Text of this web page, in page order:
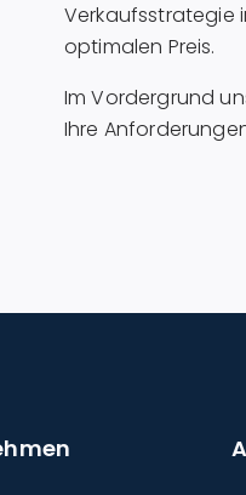
Verkaufsstrategie
optimalen Preis.
Im Vordergrund
Ihre